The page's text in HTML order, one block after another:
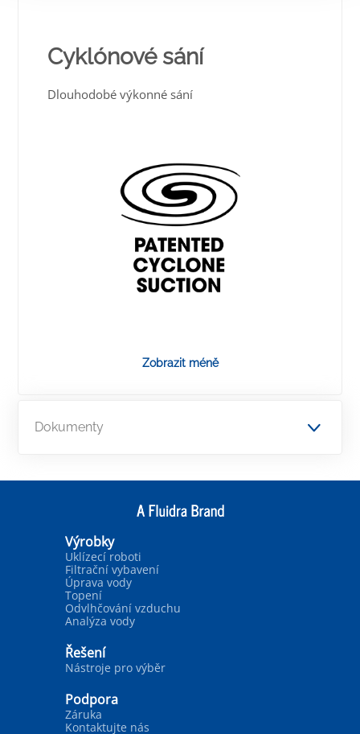
Cyklónové sání
Dlouhodobé výkonné sání
Zobrazit méně
Dokumenty
Výrobky
Uklízecí roboti
Filtrační vybavení
Úprava vody
Topení
Odvlhčování vzduchu
Analýza vody
Řešení
Nástroje pro výběr
Podpora
Záruka
Kontaktujte nás